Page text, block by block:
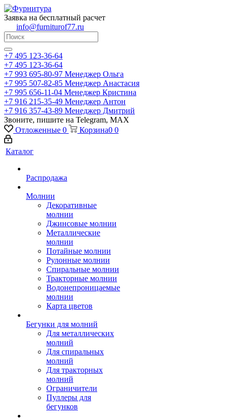
Заявка на бесплатный расчет
info@furniturof77.ru
+7 495 123-36-64
+7 495 123-36-64
+7 993 695-80-97 Менеджер Ольга
+7 995 507-82-85 Менеджер Анастасия
+7 995 656-11-04 Менеджер Кристина
+7 916 215-35-49 Менеджер Антон
+7 916 357-43-89 Менеджер Дмитрий
Звоните, пишите на Telegram, MAX
Отложенные 0 Корзина0 0
Каталог
Распродажа
Молнии
Декоративные
молнии
Джинсовые молнии
Металлические
молнии
Потайные молнии
Рулонные молнии
Спиральные молнии
Тракторные молнии
Водонепроницаемые
молнии
Карта цветов
Бегунки для молний
Для металлических
молний
Для спиральных
молний
Для тракторных
молний
Ограничители
Пуллеры для
бегунков